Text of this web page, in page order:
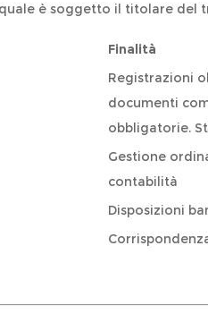
è soggetto il titolare del
Finalità
Registrazioni
documenti
obbligatorie.
Gestione
contabilità
Disposizioni